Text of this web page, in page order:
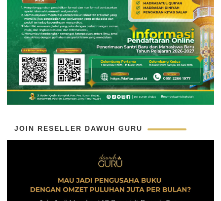
JOIN RESELLER DAWUH GURU